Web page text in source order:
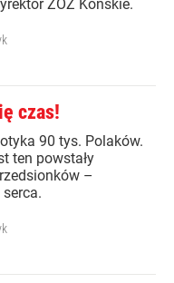
ZOZ Końskie.
czas!
90 tys. Polaków.
ten powstały
–